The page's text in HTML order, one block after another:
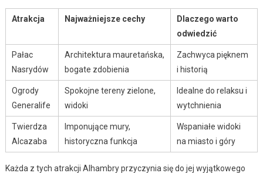
Atrakcja Najważniejsze cechy
Dlaczego warto
odwiedzić
Pałac
Nasrydów
Architektura mauretańska,
bogate zdobienia
Zachwyca pięknem
i historią
Ogrody
Generalife
Spokojne tereny zielone,
widoki
Idealne do relaksu i
wytchnienia
Twierdza
Alcazaba
Imponujące mury,
historyczna funkcja
Wspaniałe widoki
na miasto i góry
Każda z tych atrakcji Alhambry przyczynia się do jej wyjątkowego